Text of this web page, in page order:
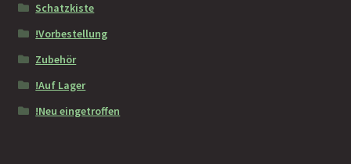
Schatzkiste
!Vorbestellung
Zubehör
!Auf Lager
!Neu eingetroffen